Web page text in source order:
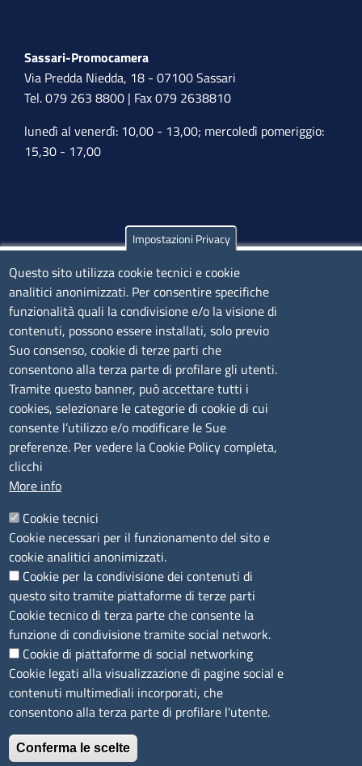
Sassari-Promocamera
Via Predda Niedda, 18 - 07100 Sassari
Tel. 079 263 8800 | Fax 079 2638810
lunedì al venerdì: 10,00 - 13,00; mercoledì pomeriggio:
15,30 - 17,00
Olbia
Via Nanni 43 - 07026 Olbia
Tel. 0789 66122 | 0789 69580
mail:ufficio.olbia@ss.camcom.it
lunedì al venerdì: 9,00 - 12,00; lunedì pomeriggio: 16,00
- 17,00
CONTATTI
Camera di Commercio, Industria, Artigianato e
Agricoltura di Sassari
P.IVA01047570906
Codice Fiscale 80000930901
Codice Univoco per le fatture elettroniche
LINK UTILI
Segnalazione di illecito
Amministrazione Trasparente
Accesso riservato
Mappa del sito
Impostazioni Privacy
Questo sito utilizza cookie tecnici e cookie
analitici anonimizzati. Per consentire specifiche
funzionalità quali la condivisione e/o la visione di
contenuti, possono essere installati, solo previo
Suo consenso, cookie di terze parti che
consentono alla terza parte di profilare gli utenti.
Tramite questo banner, può accettare tutti i
cookies, selezionare le categorie di cookie di cui
consente l’utilizzo e/o modificare le Sue
preferenze. Per vedere la Cookie Policy completa,
clicchi
More info
Cookie tecnici
Cookie necessari per il funzionamento del sito e
cookie analitici anonimizzati.
Cookie per la condivisione dei contenuti di
questo sito tramite piattaforme di terze parti
Cookie tecnico di terza parte che consente la
funzione di condivisione tramite social network.
Cookie di piattaforme di social networking
Cookie legati alla visualizzazione di pagine social e
contenuti multimediali incorporati, che
consentono alla terza parte di profilare l'utente.
Conferma le scelte